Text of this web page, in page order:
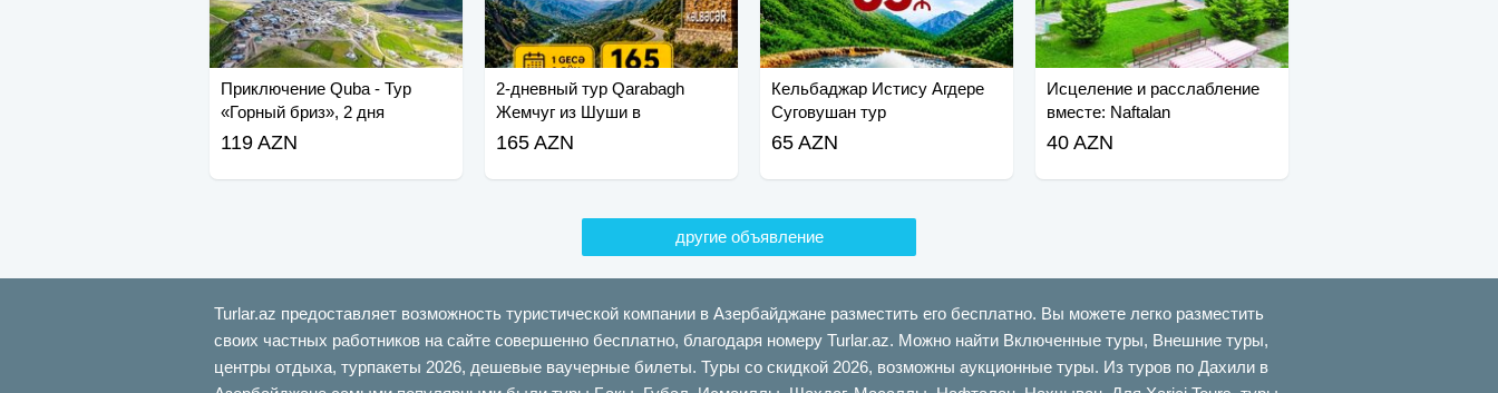
Приключение Quba - Тур
«Горный бриз», 2 дня
119 AZN
2-дневный тур Qarabagh
Жемчуг из Шуши в
Кальбаджар
165 AZN
Кельбаджар Истису Агдере
Суговушан тур
65 AZN
Исцеление и расслабление
вместе: Naftalan
40 AZN
другие объявление
Turlar.az предоставляет возможность туристической компании в Азербайджане разместить его бесплатно. Вы можете легко разместить
своих частных работников на сайте совершенно бесплатно, благодаря номеру Turlar.az. Можно найти Включенные туры, Внешние туры,
центры отдыха, турпакеты 2026, дешевые ваучерные билеты. Туры со скидкой 2026, возможны аукционные туры. Из туров по Дахили в